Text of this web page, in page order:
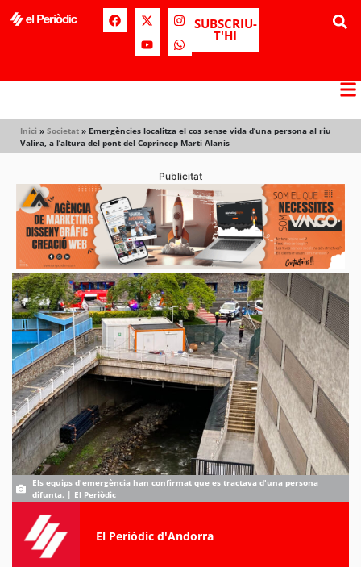
SUBSCRIU-
T'HI
Inici » Societat » Emergències localitza el cos sense vida d’una persona al riu
Valira, a l’altura del pont del Copríncep Martí Alanis
Publicitat
Els equips d'emergència han confirmat que es tractava d'una persona
difunta. | El Periòdic
El Periòdic d'Andorra